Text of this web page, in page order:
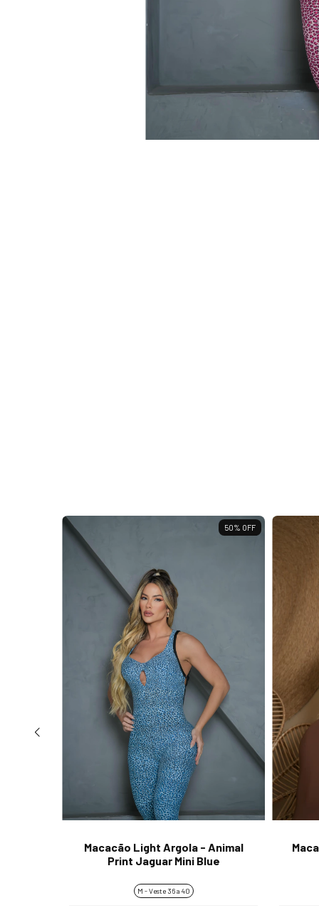
50% OFF
Macacão Light Argola - Animal
Print Jaguar Mini Blue
M - Veste 36 a 40